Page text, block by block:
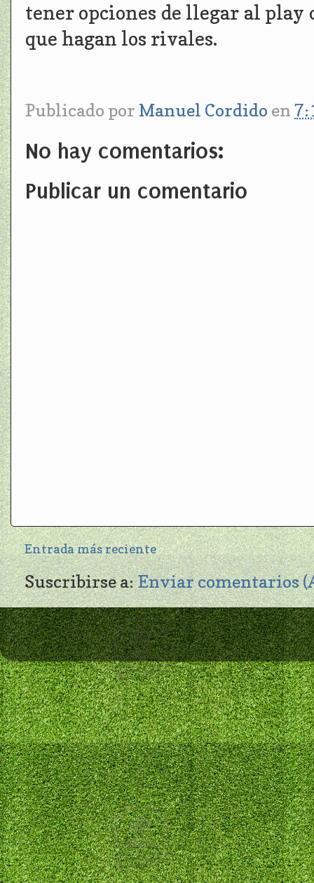
tener opciones de llegar al play
que hagan los rivales.
Publicado por Manuel Cordido en
No hay comentarios:
Publicar un comentario
Entrada más reciente
Suscribirse a:Enviar comentarios